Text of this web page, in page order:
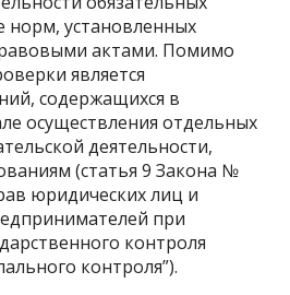
норм, установленных
актами. Помимо
является
содержащихся в
осуществления отдельных
деятельности,
(статья 9 Закона №
юридических лиц и
при
контроля
контроля”).